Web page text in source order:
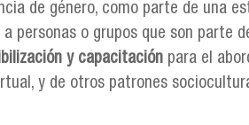
de género, como parte de una
personas o grupos que son parte
y capacitación para el
y de otros patrones